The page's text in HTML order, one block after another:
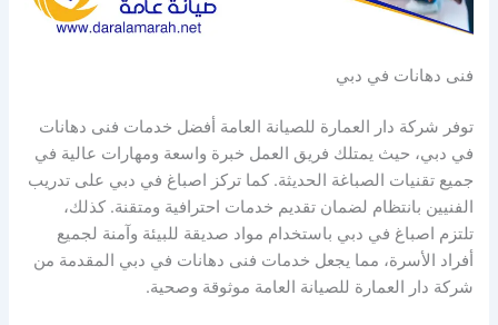
فنى دهانات في دبي
توفر شركة دار العمارة للصيانة العامة أفضل خدمات فنى دهانات
في دبي، حيث يمتلك فريق العمل خبرة واسعة ومهارات عالية في
جميع تقنيات الصباغة الحديثة. كما تركز اصباغ في دبي على تدريب
الفنيين بانتظام لضمان تقديم خدمات احترافية ومتقنة. كذلك،
تلتزم اصباغ في دبي باستخدام مواد صديقة للبيئة وآمنة لجميع
أفراد الأسرة، مما يجعل خدمات فنى دهانات في دبي المقدمة من
شركة دار العمارة للصيانة العامة موثوقة وصحية.